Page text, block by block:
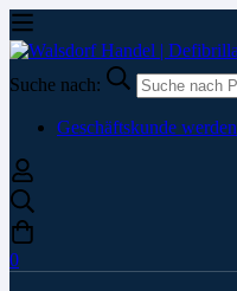
Suche nach:
Geschäftskunde werden
0